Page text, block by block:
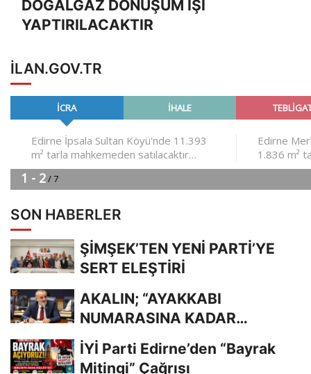
DOĞALGAZ DÖNÜŞÜM İŞİ
YAPTIRILACAKTIR
ILAN.GOV.TR
SON HABERLER
ŞİMŞEK’TEN YENİ PARTİ’YE
SERT ELEŞTİRİ
AKALIN; “AYAKKABI
NUMARASINA KADAR
BİLİYORDUNUZ, ADRESİNİ Mİ
UNUTTUNUZ?”
İYİ Parti Edirne’den “Bayrak
Mitingi” Çağrısı